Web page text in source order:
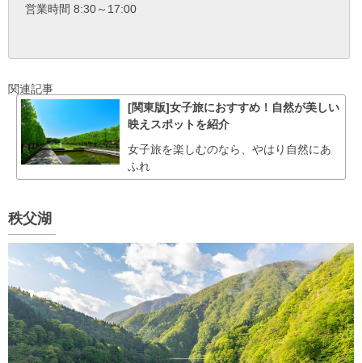
営業時間 8:30～17:00
関連記事
[関東版]女子旅におすすめ！自然が美しい
映えスポットを紹介
女子旅を楽しむのなら、やはり自然にあ
ふれ
秩父湖